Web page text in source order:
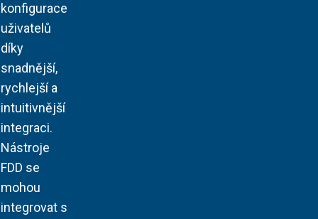
konfigurace
uživatelů
díky
snadnější,
rychlejší a
intuitivnější
integraci.
Nástroje
FDD se
mohou
integrovat s